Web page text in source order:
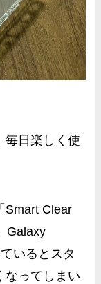
毎日楽しく使
Smart Clear
Galaxy
いると スタ
なってしまい